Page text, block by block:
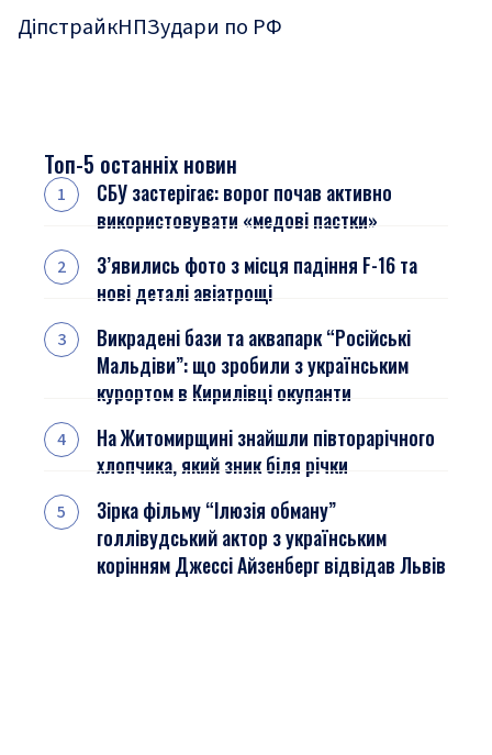
ДіпстрайкНПЗудари по РФ
Топ-5 останніх новин
СБУ застерігає: ворог почав активно
використовувати «медові пастки»
З’явились фото з місця падіння F-16 та
нові деталі авіатрощі
Викрадені бази та аквапарк “Російські
Мальдіви”: що зробили з українським
курортом в Кирилівці окупанти
На Житомирщині знайшли півторарічного
хлопчика, який зник біля річки
Зірка фільму “Ілюзія обману”
голлівудський актор з українським
корінням Джессі Айзенберг відвідав Львів